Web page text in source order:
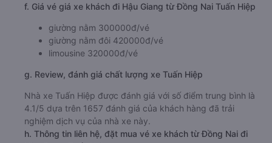
f. Giá vé giá xe khách đi Hậu Giang từ Đồng Nai Tuấn Hiệp
giường nằm 300000đ/vé
giường nằm đôi 420000đ/vé
limousine 320000đ/vé
g. Review, đánh giá chất lượng xe Tuấn Hiệp
Nhà xe Tuấn Hiệp được đánh giá với số điểm trung bình là
4.1/5 dựa trên 1657 đánh giá của khách hàng đã trải
nghiệm dịch vụ của nhà xe này.
h. Thông tin liên hệ, đặt mua vé xe khách từ Đồng Nai đi